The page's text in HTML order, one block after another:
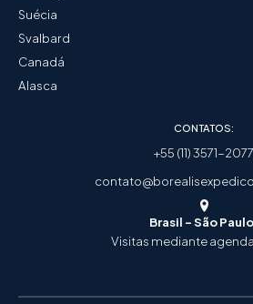
Suécia
Svalbard
Canadá
Alasca
CONTATOS:
+55 (11) 3571-2077
Brasil - São
Visitas mediante